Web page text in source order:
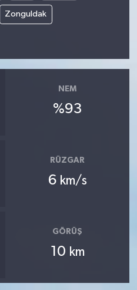
Zonguldak
NEM
%93
RÜZGAR
6 km/s
GÖRÜŞ
10 km